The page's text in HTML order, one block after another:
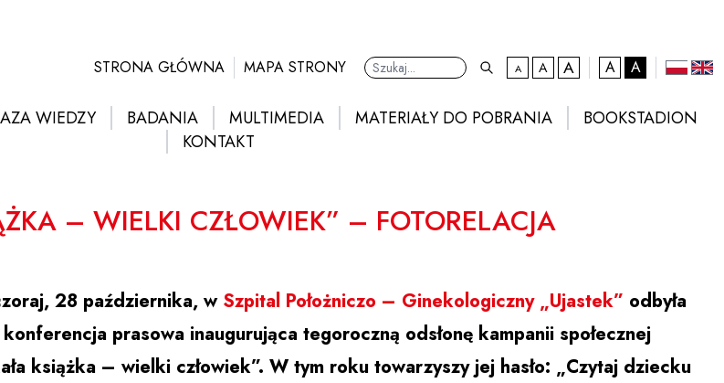
STRONA GŁÓWNA MAPA STRONY Ustawienia Adomyślna czcionka
Awiększa czcionka
Anajwiększa czcionka
A kontrast domyślny
A polski
WIEDZY BADANIA MULTIMEDIA MATERIAŁY DO POBRANIA
BOOKSTADION
KONTAKT
– WIELKI CZŁOWIEK” – FOTORELACJA
28 października, w Szpital Położniczo – Ginekologiczny „Ujastek” odbyła
prasowa inaugurująca tegoroczną odsłonę kampanii społecznej
książka – wielki człowiek”. W tym roku towarzyszy jej hasło: „Czytaj dziecku